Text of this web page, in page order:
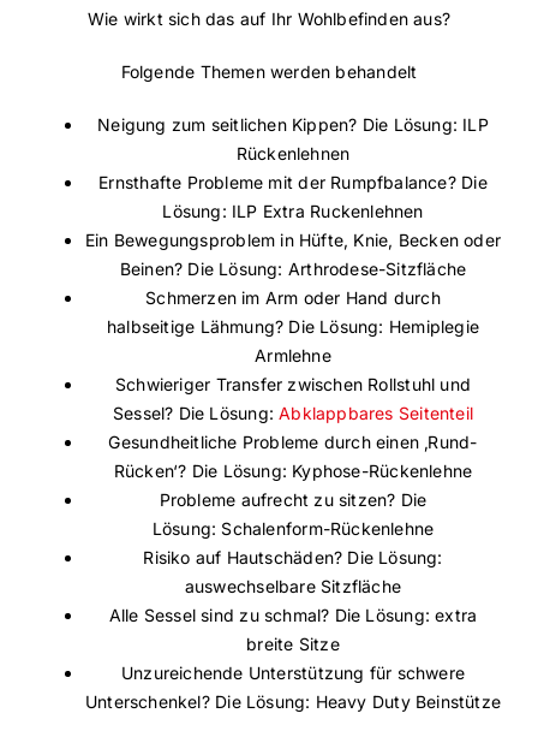
Wie wirkt sich das auf Ihr Wohlbefinden aus?
Folgende Themen werden behandelt
Neigung zum seitlichen Kippen? Die Lösung: ILP
Rückenlehnen
Ernsthafte Probleme mit der Rumpfbalance? Die
Lösung: ILP Extra Ruckenlehnen
Ein Bewegungsproblem in Hüfte, Knie, Becken oder
Beinen? Die Lösung: Arthrodese-Sitzfläche
Schmerzen im Arm oder Hand durch
halbseitige Lähmung? Die Lösung: Hemiplegie
Armlehne
Schwieriger Transfer zwischen Rollstuhl und
Sessel? Die Lösung:Abklappbares Seitenteil
Gesundheitliche Probleme durch einen ‚Rund-
Rücken‘? Die Lösung: Kyphose-Rückenlehne
Probleme aufrecht zu sitzen? Die
Lösung: Schalenform-Rückenlehne
Risiko auf Hautschäden? Die Lösung:
auswechselbare Sitzfläche
Alle Sessel sind zu schmal? Die Lösung: extra
breite Sitze
Unzureichende Unterstützung für schwere
Unterschenkel? Die Lösung: Heavy Duty Beinstütze